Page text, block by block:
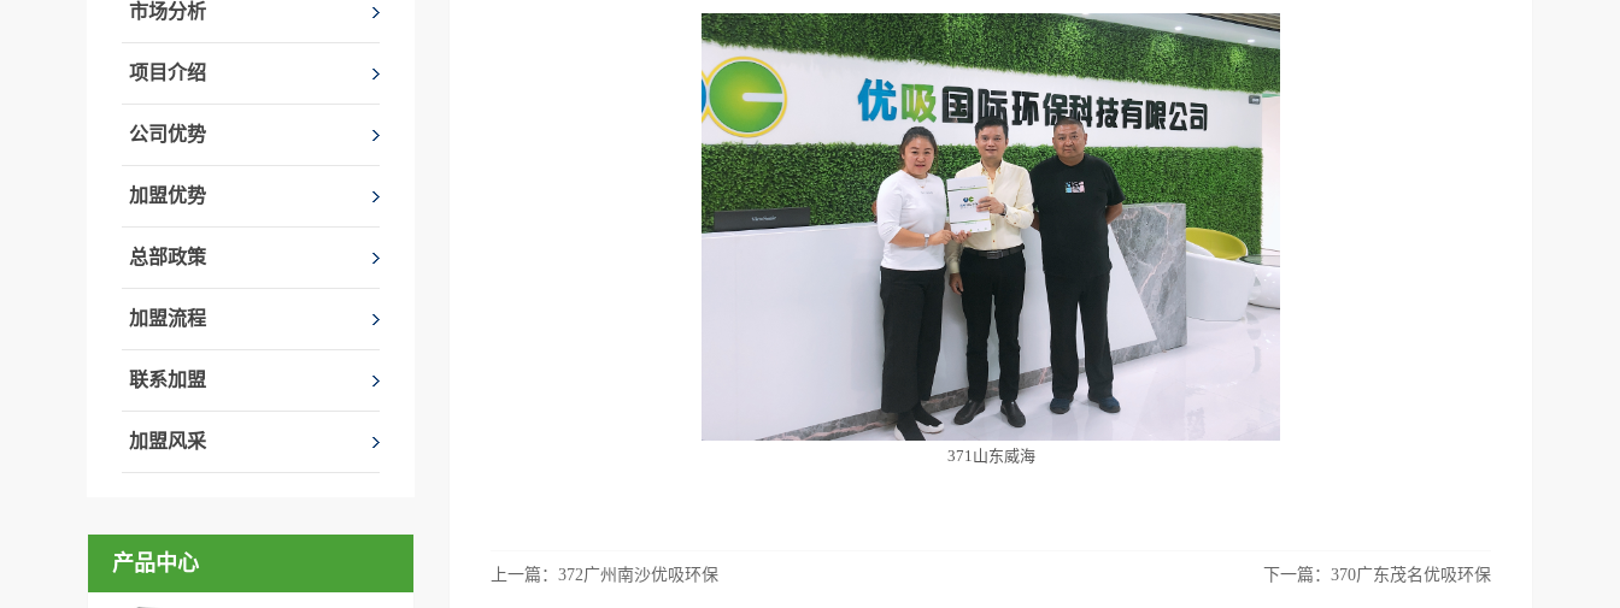
市场分析
项目介绍
公司优势
加盟优势
总部政策
加盟流程
联系加盟
加盟风采
产品中心
371山东威海
上一篇： 372广州南沙优吸环保 下一篇： 370广东茂名优吸环保